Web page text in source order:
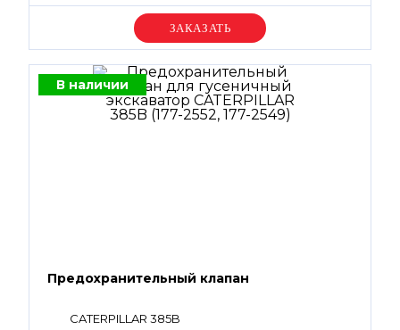
Уточняйте цену
В наличии
Предохранительный клапан
CATERPILLAR 385B